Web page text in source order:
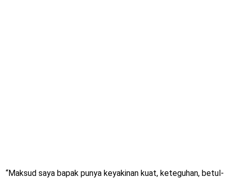
“Maksud saya bapak punya keyakinan kuat, keteguhan, betul-